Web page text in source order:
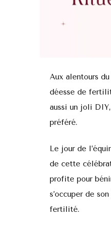
Aux alentours
déesse de
aussi un joli
préféré.
Le jour de
de cette
profite pour
s’occuper de
fertilité.